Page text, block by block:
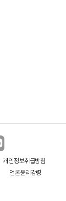
개인정보취급방침
언론윤리강령